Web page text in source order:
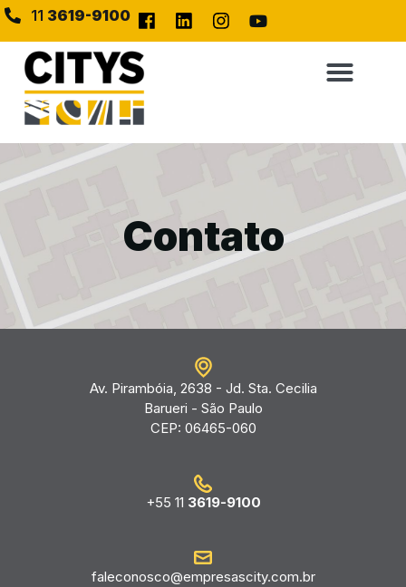
11 3619-9100
Contato
Av. Pirambóia, 2638 - Jd. Sta. Cecilia
Barueri - São Paulo
CEP: 06465-060
+55 11 3619-9100
faleconosco@empresascity.com.br